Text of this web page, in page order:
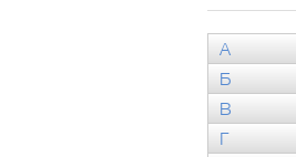
А
Б
В
Г